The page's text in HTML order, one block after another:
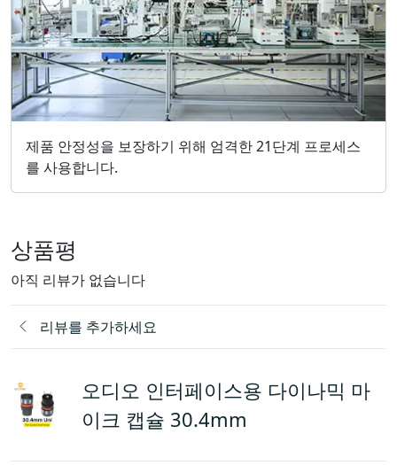
제품 안정성을 보장하기 위해 엄격한 21단계 프로세스
를 사용합니다.
상품평
아직 리뷰가 없습니다
리뷰를 추가하세요
오디오 인터페이스용 다이나믹 마
이크 캡슐 30.4mm